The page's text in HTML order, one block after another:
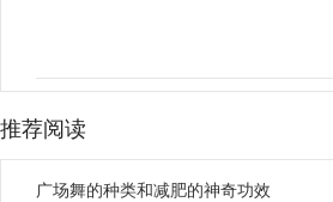
推荐阅读
广场舞的种类和减肥的神奇功效